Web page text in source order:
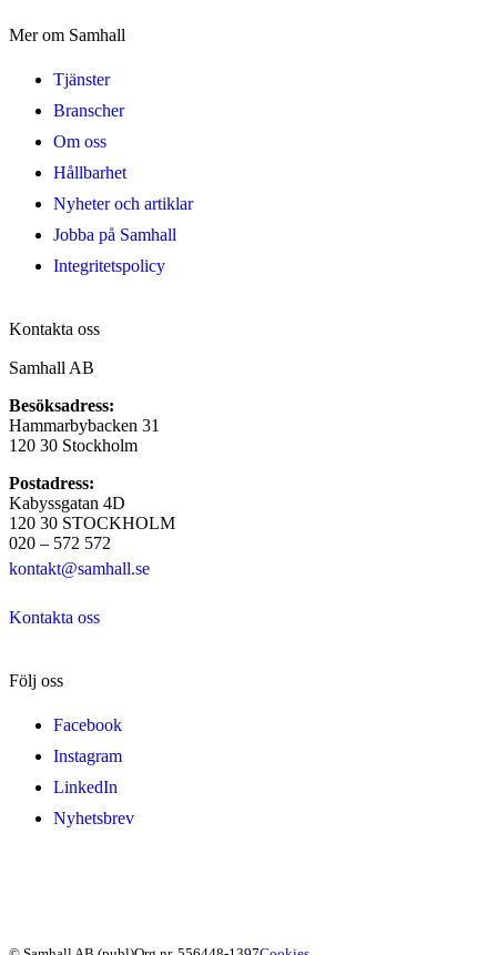
Mer om Samhall
Tjänster
Branscher
Om oss
Hållbarhet
Nyheter och artiklar
Jobba på Samhall
Integritetspolicy
Kontakta oss
Samhall AB
Besöksadress:
Hammarbybacken 31
120 30 Stockholm
Postadress:
Kabyssgatan 4D
120 30 STOCKHOLM
020 – 572 572
kontakt@samhall.se
Kontakta oss
Följ oss
Facebook
Instagram
LinkedIn
Nyhetsbrev